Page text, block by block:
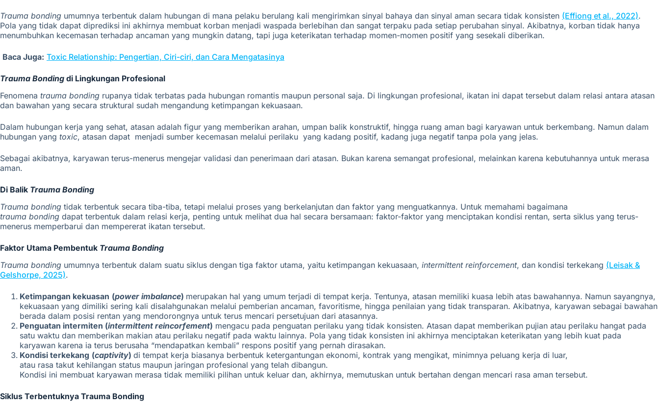
Trauma bonding umumnya terbentuk dalam hubungan di mana pelaku berulang kali mengirimkan sinyal bahaya dan sinyal aman secara tidak konsisten (Effiong et al., 2022).
Pola yang tidak dapat diprediksi ini akhirnya membuat korban menjadi waspada berlebihan dan sangat terpaku pada setiap perubahan sinyal. Akibatnya, korban tidak hanya
menumbuhkan kecemasan terhadap ancaman yang mungkin datang, tapi juga keterikatan terhadap momen-momen positif yang sesekali diberikan.
Baca Juga: Toxic Relationship: Pengertian, Ciri-ciri, dan Cara Mengatasinya
Trauma Bonding di Lingkungan Profesional
Fenomena trauma bonding rupanya tidak terbatas pada hubungan romantis maupun personal saja. Di lingkungan profesional, ikatan ini dapat tersebut dalam relasi antara atasan
dan bawahan yang secara struktural sudah mengandung ketimpangan kekuasaan.
Dalam hubungan kerja yang sehat, atasan adalah figur yang memberikan arahan, umpan balik konstruktif, hingga ruang aman bagi karyawan untuk berkembang. Namun dalam
hubungan yang toxic, atasan dapat menjadi sumber kecemasan melalui perilaku yang kadang positif, kadang juga negatif tanpa pola yang jelas.
Sebagai akibatnya, karyawan terus-menerus mengejar validasi dan penerimaan dari atasan. Bukan karena semangat profesional, melainkan karena kebutuhannya untuk merasa
aman.
Di Balik Trauma Bonding
Trauma bonding tidak terbentuk secara tiba-tiba, tetapi melalui proses yang berkelanjutan dan faktor yang menguatkannya. Untuk memahami bagaimana
trauma bonding dapat terbentuk dalam relasi kerja, penting untuk melihat dua hal secara bersamaan: faktor-faktor yang menciptakan kondisi rentan, serta siklus yang terus-
menerus memperbarui dan mempererat ikatan tersebut.
Faktor Utama Pembentuk Trauma Bonding
Trauma bonding umumnya terbentuk dalam suatu siklus dengan tiga faktor utama, yaitu ketimpangan kekuasaan, intermittent reinforcement, dan kondisi terkekang (Leisak &
Gelshorpe, 2025).
Ketimpangan kekuasan (power imbalance) merupakan hal yang umum terjadi di tempat kerja. Tentunya, atasan memiliki kuasa lebih atas bawahannya. Namun sayangnya,
kekuasaan yang dimiliki sering kali disalahgunakan melalui pemberian ancaman, favoritisme, hingga penilaian yang tidak transparan. Akibatnya, karyawan sebagai bawahan
berada dalam posisi rentan yang mendorongnya untuk terus mencari persetujuan dari atasannya.
Penguatan intermiten (intermittent reincorfement) mengacu pada penguatan perilaku yang tidak konsisten. Atasan dapat memberikan pujian atau perilaku hangat pada
satu waktu dan memberikan makian atau perilaku negatif pada waktu lainnya. Pola yang tidak konsisten ini akhirnya menciptakan keterikatan yang lebih kuat pada
karyawan karena ia terus berusaha “mendapatkan kembali” respons positif yang pernah dirasakan.
Kondisi terkekang (captivity) di tempat kerja biasanya berbentuk ketergantungan ekonomi, kontrak yang mengikat, minimnya peluang kerja di luar,
atau rasa takut kehilangan status maupun jaringan profesional yang telah dibangun.
Kondisi ini membuat karyawan merasa tidak memiliki pilihan untuk keluar dan, akhirnya, memutuskan untuk bertahan dengan mencari rasa aman tersebut.
Siklus Terbentuknya Trauma Bonding